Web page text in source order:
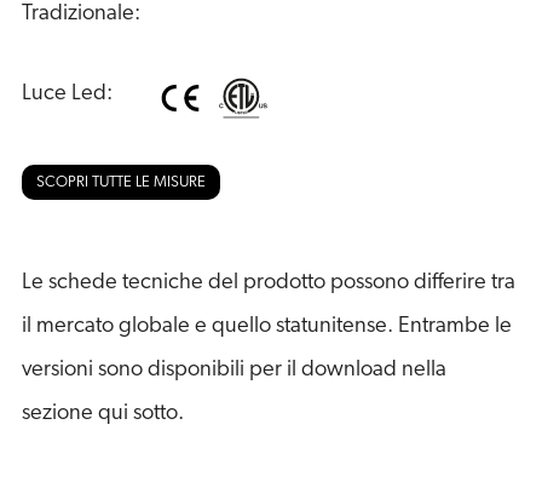
Tradizionale:
Luce Led:
SCOPRI TUTTE LE MISURE
Le schede tecniche del prodotto possono differire tra
il mercato globale e quello statunitense. Entrambe le
versioni sono disponibili per il download nella
sezione qui sotto.